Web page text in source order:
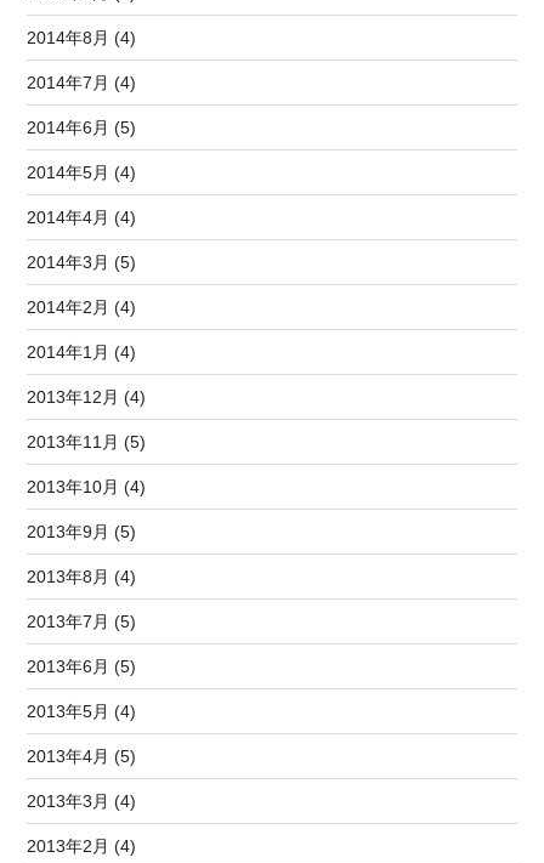
2014年8月 (4)
2014年7月 (4)
2014年6月 (5)
2014年5月 (4)
2014年4月 (4)
2014年3月 (5)
2014年2月 (4)
2014年1月 (4)
2013年12月 (4)
2013年11月 (5)
2013年10月 (4)
2013年9月 (5)
2013年8月 (4)
2013年7月 (5)
2013年6月 (5)
2013年5月 (4)
2013年4月 (5)
2013年3月 (4)
2013年2月 (4)